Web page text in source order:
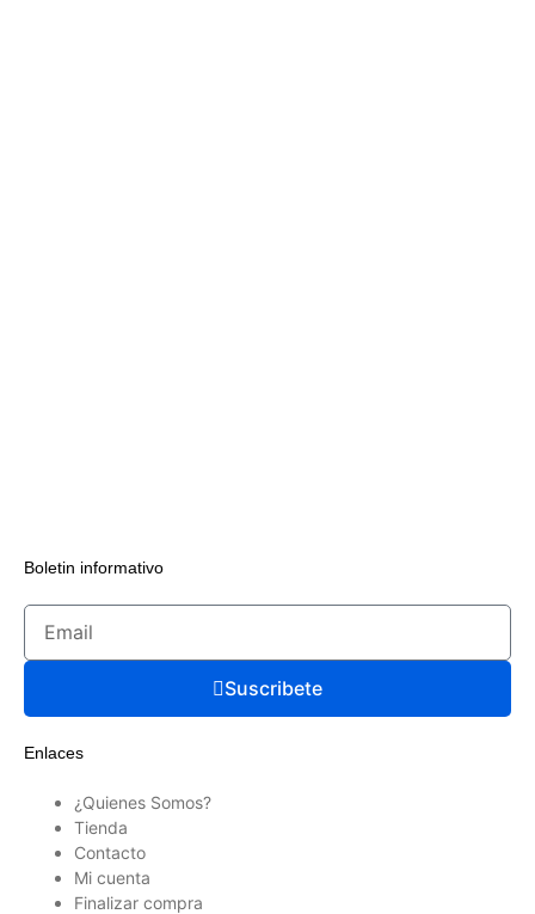
Boletin informativo
Suscribete
Enlaces
¿Quienes Somos?
Tienda
Contacto
Mi cuenta
Finalizar compra